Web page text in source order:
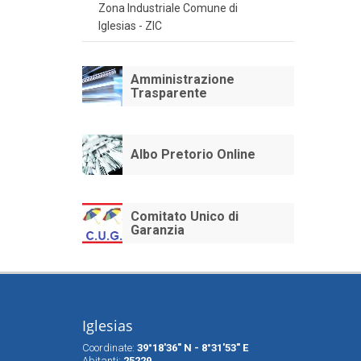
Zona Industriale Comune di
Iglesias - ZIC
Amministrazione
Trasparente
Albo Pretorio Online
Comitato Unico di
Garanzia
Iglesias
Coordinate: 39°18'36" N - 8°31'53" E